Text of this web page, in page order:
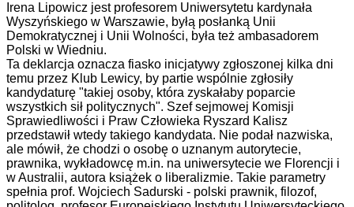
Irena Lipowicz jest profesorem Uniwersytetu kardynała
Wyszyńskiego w Warszawie, byłą posłanką Unii
Demokratycznej i Unii Wolności, była też ambasadorem
Polski w Wiedniu.
Ta deklarcja oznacza fiasko inicjatywy zgłoszonej kilka dni
temu przez Klub Lewicy, by partie wspólnie zgłosiły
kandydaturę "takiej osoby, która zyskałaby poparcie
wszystkich sił politycznych". Szef sejmowej Komisji
Sprawiedliwości i Praw Człowieka Ryszard Kalisz
przedstawił wtedy takiego kandydata. Nie podał nazwiska,
ale mówił, że chodzi o osobę o uznanym autorytecie,
prawnika, wykładowcę m.in. na uniwersytecie we Florencji i
w Australii, autora książek o liberalizmie. Takie parametry
spełnia prof. Wojciech Sadurski - polski prawnik, filozof,